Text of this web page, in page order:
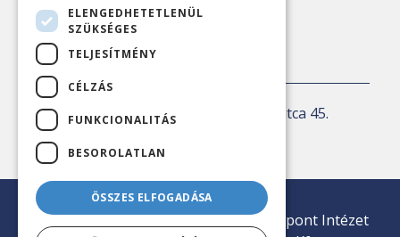
KAPCSOLAT
Levelezési cím:1143 Budapest, Ilka utca 45.
E-mail:iroda@nezopont.hu
© 2026 Minden jog fenntartva | Nézőpont Intézet
ELENGEDHETETLENÜL
SZÜKSÉGES
TELJESÍTMÉNY
CÉLZÁS
FUNKCIONALITÁS
BESOROLATLAN
ÖSSZES ELFOGADÁSA